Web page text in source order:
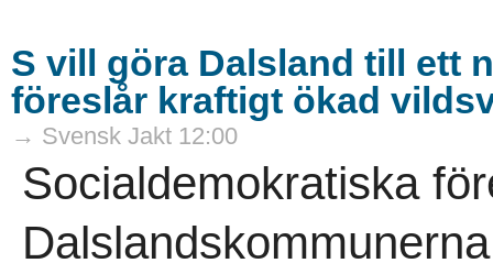
S vill göra Dalsland till ett
föreslår kraftigt ökad
→ Svensk Jakt 12:00
Socialdemokratiska